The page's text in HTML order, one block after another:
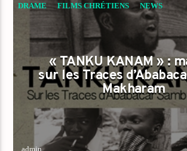
DRAME FILMS CHRÉTIENS NEWS
« TANKU KANAM » :
sur les Traces
Makharam
admin